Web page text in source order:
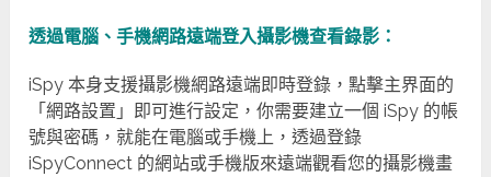
透過電腦、手機網路遠端登入攝影機查看錄影：
iSpy 本身支援攝影機網路遠端即時登錄，點擊主界面的
「網路設置」即可進行設定，你需要建立一個 iSpy 的帳
號與密碼，就能在電腦或手機上，透過登錄
iSpyConnect 的網站或手機版來遠端觀看您的攝影機畫